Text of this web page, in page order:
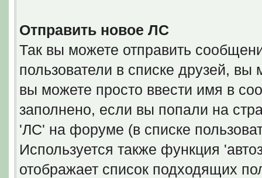
Отправить новое ЛС
Так вы можете отправить
пользователи в списке друзей,
вы можете просто ввести имя в
заполнено, если вы попали на
'ЛС' на форуме (в списке
Используется также функция
отображает список подходящих